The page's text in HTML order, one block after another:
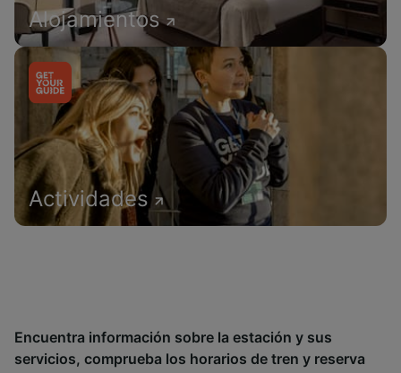
Alojamientos
Actividades
Encuentra información sobre la estación y sus
servicios, comprueba los horarios de tren y reserva